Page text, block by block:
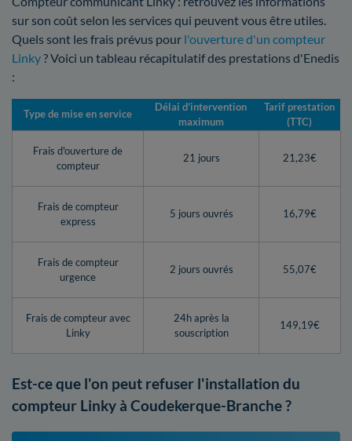
sur son coût selon les services qui peuvent vous être utiles.
Quels sont les frais prévus pour l'ouverture d'un compteur
Linky? Voici un tableau récapitulatif des prestations d'Enedis
:
Type de mise en service
Délai d’intervention
maximum
Tarif prestation
(TTC)
Frais d'ouverture de
compteur
21 jours 21,23€
Frais de compteur
express
5 jours ouvrés 16,79€
Frais de compteur
urgence
2 jours ouvrés 55,07€
Frais de compteur avec
Linky
24h après la
souscription
149,19€
Est-ce que l'on peut refuser l'installation du
compteur Linky à Coudekerque-Branche ?